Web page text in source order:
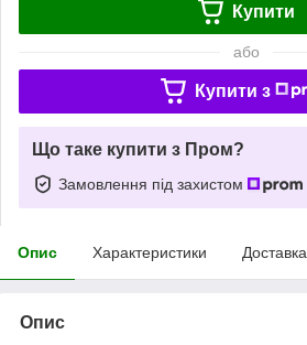
Купити
або
Купити з
Що таке купити з Пром?
Замовлення під захистом
Опис Характеристики Доставка
Опис